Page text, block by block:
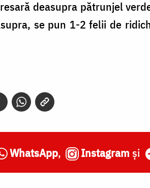
deasupra pătrunjel
se pun 1-2 felii de
WhatsApp, Instagram și